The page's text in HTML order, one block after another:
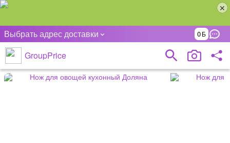
Выбрать адрес доставки 0
GroupPrice